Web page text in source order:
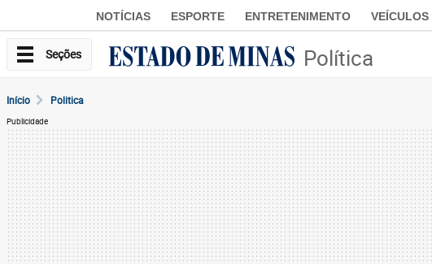
NOTÍCIAS ESPORTE ENTRETENIMENTO VEÍCULOS
Seções Política
Início Politica
Publicidade